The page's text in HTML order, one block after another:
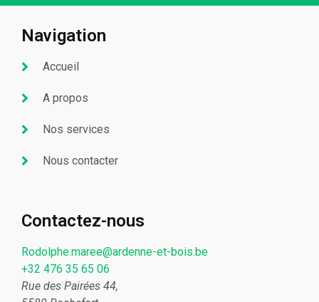
Navigation
Accueil
A propos
Nos services
Nous contacter
Contactez-nous
Rodolphe.maree@ardenne-et-bois.be
+32 476 35 65 06
Rue des Pairées 44,